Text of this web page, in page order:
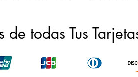
de todas Tus